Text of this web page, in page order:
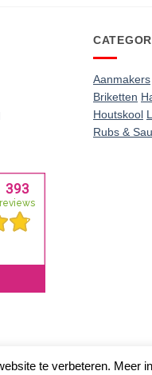
Aanmakers
Briketten
Houtskool
Rubs &
te verbeteren. Meer